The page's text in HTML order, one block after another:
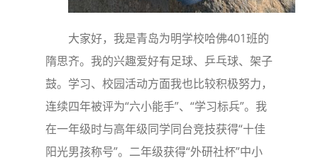
大家好，我是青岛为明学校哈佛401班的
隋思齐。我的兴趣爱好有足球、乒乓球、架子
鼓。学习、校园活动方面我也比较积极努力，
连续四年被评为“六小能手”、“学习标兵”。我
在一年级时与高年级同学同台竞技获得“十佳
阳光男孩称号”。二年级获得“外研社杯”中小